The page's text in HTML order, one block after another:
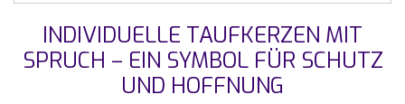
INDIVIDUELLE TAUFKERZEN MIT
SPRUCH – EIN SYMBOL FÜR SCHUTZ
UND HOFFNUNG